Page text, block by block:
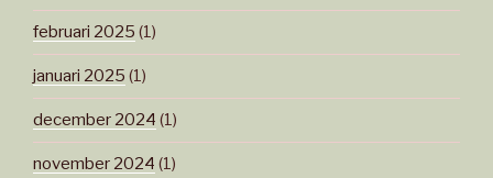
februari 2025 (1)
januari 2025 (1)
december 2024 (1)
november 2024 (1)